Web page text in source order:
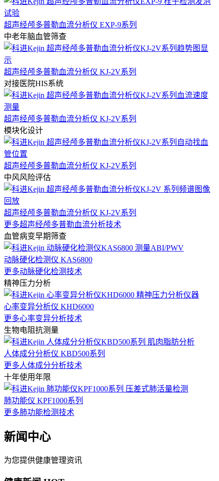
超声经颅多普勒血流分析仪 EXP-9系列
中老年脑血管筛查
超声经颅多普勒血流分析仪 KJ-2V系列
对接医院HIS系统
超声经颅多普勒血流分析仪 KJ-2V系列
模块化设计
超声经颅多普勒血流分析仪 KJ-2V系列
中风风险评估
超声经颅多普勒血流分析仪 KJ-2V系列
更多超声经颅多普勒血流分析技术
血管病变早期筛查
动脉硬化检测仪 KAS6800
更多动脉硬化检测技术
精神压力分析
心率变异分析仪 KHD6000
更多心率变异分析技术
生物电阻抗测量
人体成分分析仪 KBD500系列
更多人体成分分析技术
十年使用年限
肺功能仪 KPF1000系列
更多肺功能检测技术
新闻中心
为您提供健康管理资讯